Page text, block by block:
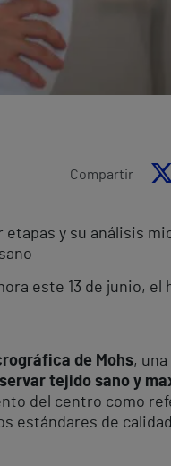
Compartir
y su análisis
este 13 de junio,
de Mohs,
tejido sano y
del centro como
estándares de